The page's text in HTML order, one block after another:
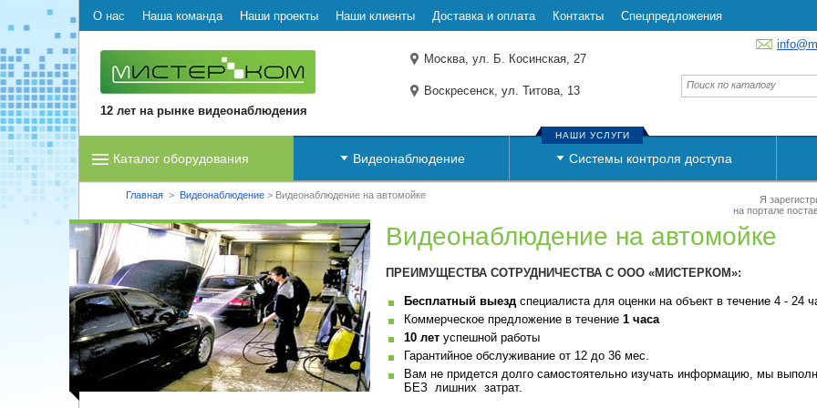
О нас Наша команда Наши проекты Наши клиенты Доставка и оплата Контакты Спецпредложения
12 лет на рынке видеонаблюдения
Москва, ул. Б. Косинская, 27
Воскресенск, ул. Титова, 13
Каталог оборудования Видеонаблюдение Системы контроля доступа
НАШИ УСЛУГИ
Главная > Видеонаблюдение > Видеонаблюдение на автомойке
Видеонаблюдение на автомойке
Я
на портале
ПРЕИМУЩЕСТВА СОТРУДНИЧЕСТВА С ООО «МИСТЕРКОМ»:
Бесплатный выезд специалиста для оценки на объект в течение 4 - 24
Коммерческое предложение в течение 1 часа
10 лет успешной работы
Гарантийное обслуживание от 12 до 36 мес.
Вам не придется долго самостоятельно изучать информацию, мы
БЕЗ лишних затрат.